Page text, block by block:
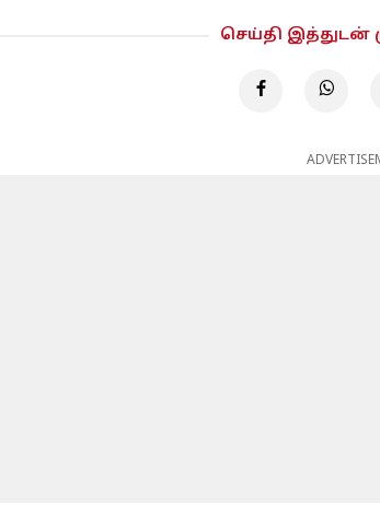
செய்தி இத்துடன்